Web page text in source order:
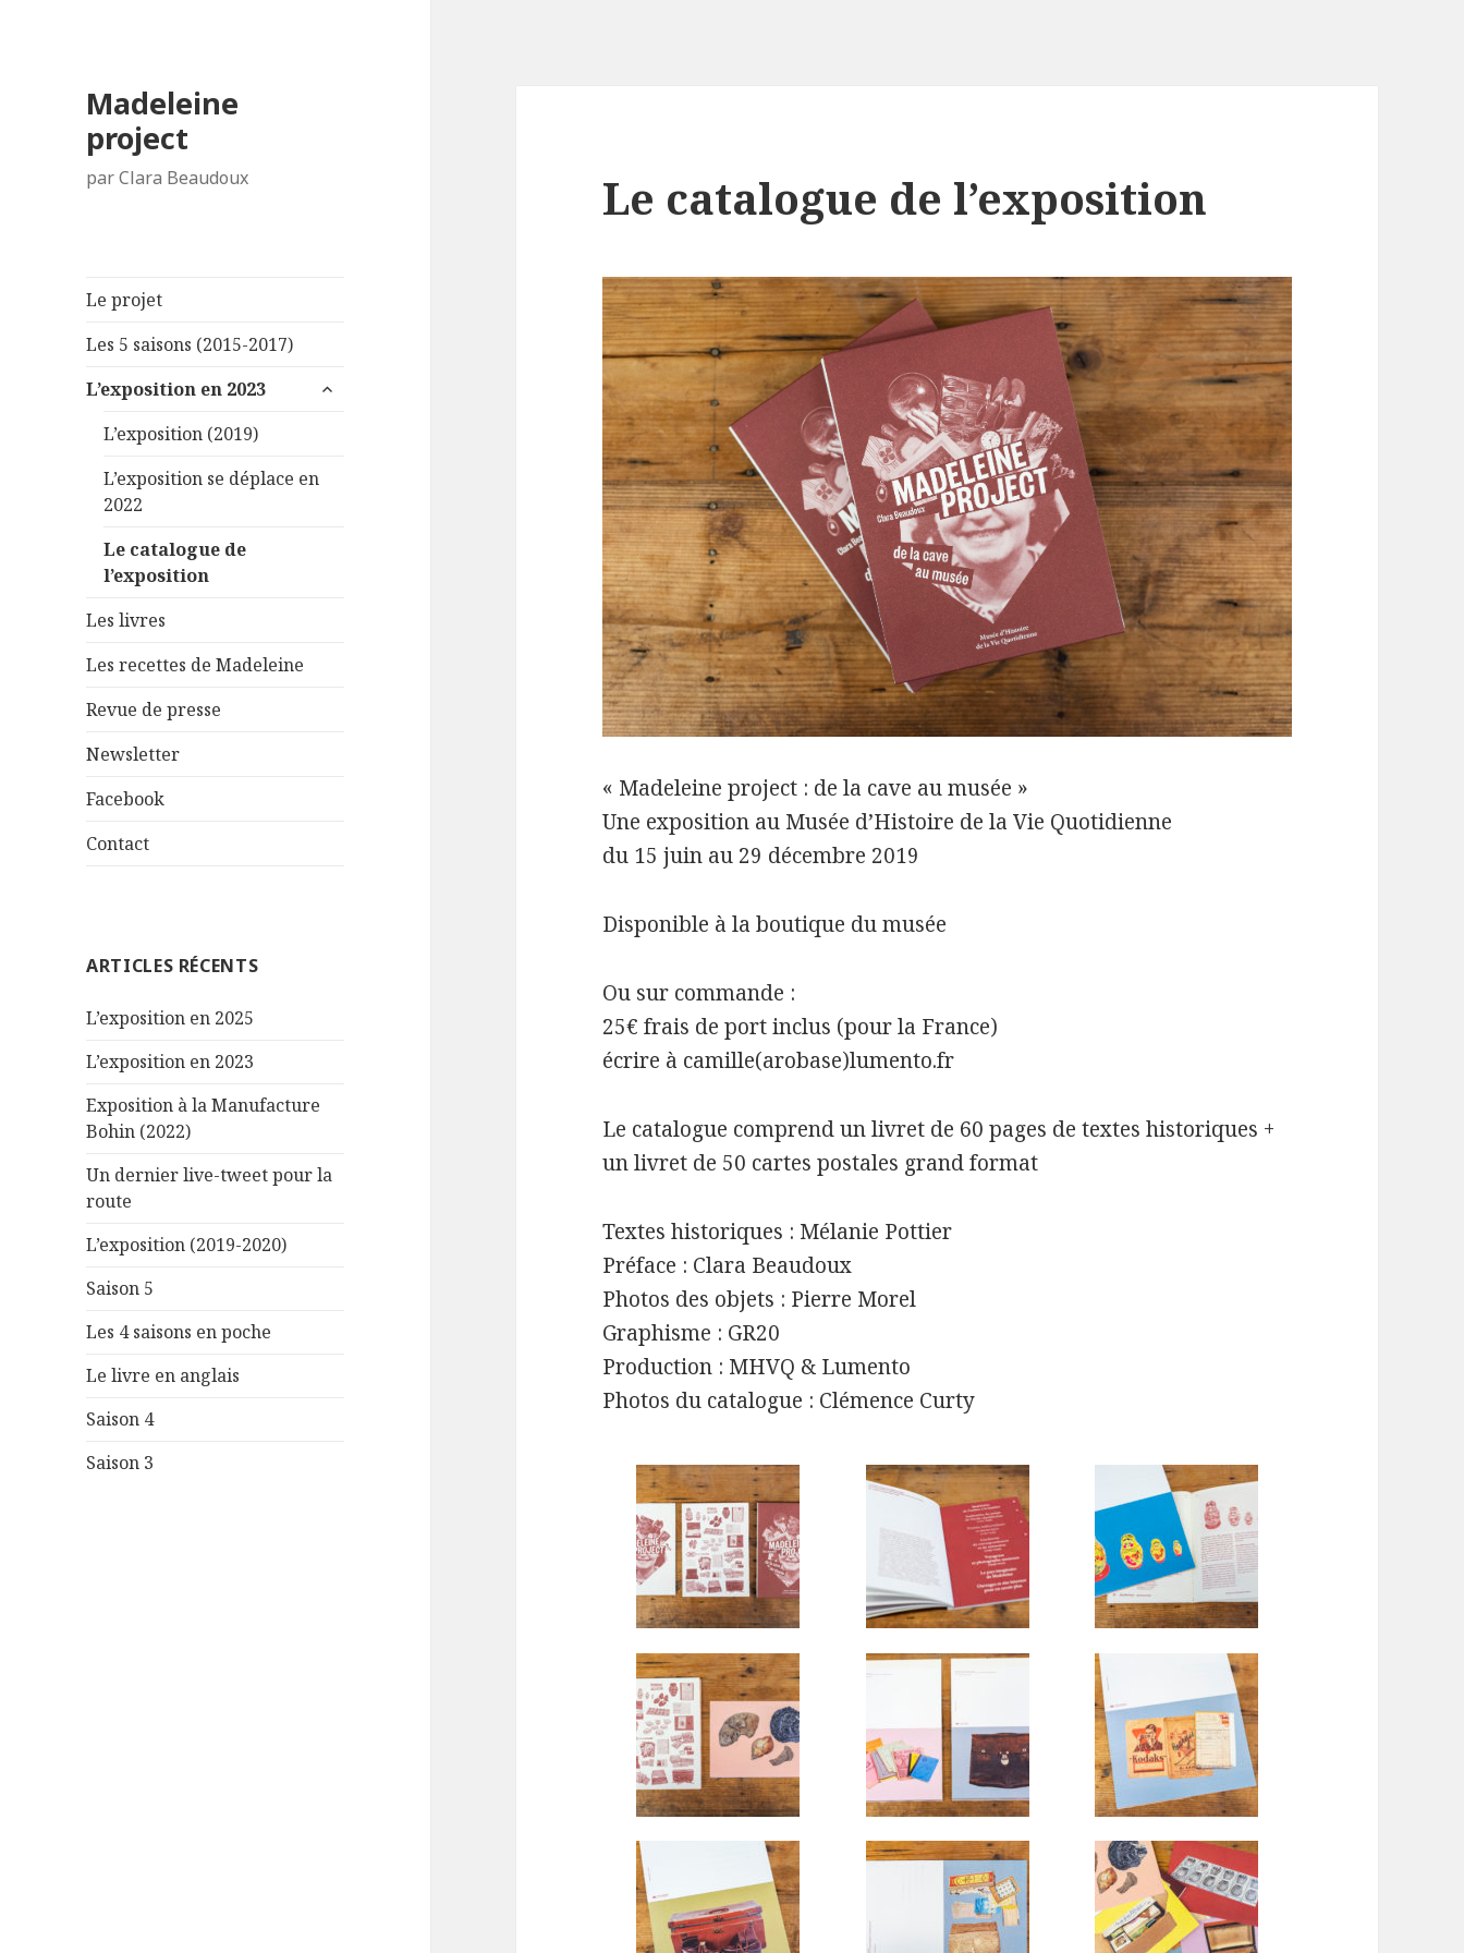
Madeleine
project
par Clara Beaudoux
Le projet
Les 5 saisons (2015-2017)
L’exposition en 2023
ouvrir
L’exposition (2019)
L’exposition se déplace en
2022
Le catalogue de
l’exposition
Les livres
Les recettes de Madeleine
Revue de presse
Newsletter
Facebook
Contact
ARTICLES RÉCENTS
L’exposition en 2025
L’exposition en 2023
Exposition à la Manufacture
Bohin (2022)
Un dernier live-tweet pour la
route
L’exposition (2019-2020)
Saison 5
Les 4 saisons en poche
Le livre en anglais
Saison 4
Saison 3
Le catalogue de l’exposition
« Madeleine project : de la cave au musée »
Une exposition au Musée d’Histoire de la Vie Quotidienne
du 15 juin au 29 décembre 2019
Disponible à la boutique du musée
Ou sur commande :
25€ frais de port inclus (pour la France)
écrire à camille(arobase)lumento.fr
Le catalogue comprend un livret de 60 pages de textes historiques +
un livret de 50 cartes postales grand format
Textes historiques : Mélanie Pottier
Préface : Clara Beaudoux
Photos des objets : Pierre Morel
Graphisme : GR20
Production : MHVQ & Lumento
Photos du catalogue : Clémence Curty